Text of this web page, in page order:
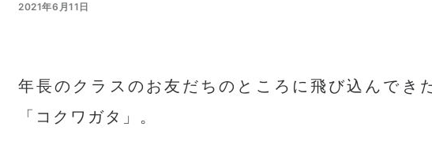
2021年6月11日
年長のクラスのお友だちのところに飛び込んでき
「コクワガタ」。